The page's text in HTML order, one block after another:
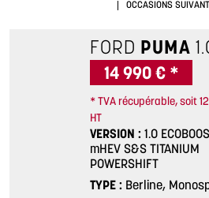
OCCASIONS
FORD PUMA 1.0
14 990 € *
* TVA récupérable, soit
HT
VERSION
1.0
mHEV S&S TITANIUM
POWERSHIFT
TYPE
Berline,